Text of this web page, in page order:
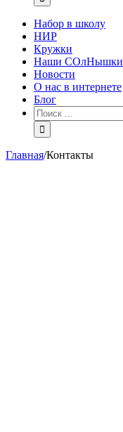
Набор в школу
НИР
Кружки
Наши СОлНышки
Новости
О нас в интернете
Блог
Главная/Контакты